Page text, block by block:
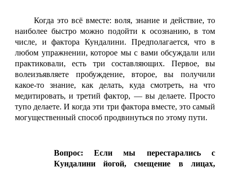
Когда это всё вместе: воля, знание и действие, то
наиболее быстро можно подойти к осознанию, в том
числе, и фактора Кундалини. Предполагается, что в
любом упражнении, которое мы с вами обсуждали или
практиковали, есть три составляющих. Первое, вы
волеизъявляете пробуждение, второе, вы получили
какое-то знание, как делать, куда смотреть, на что
медитировать, и третий фактор, — вы делаете. Просто
тупо делаете. И когда эти три фактора вместе, это самый
могущественный способ продвинуться по этому пути.
Вопрос: Если мы перестарались с
Кундалини йогой, смещение в лицах,